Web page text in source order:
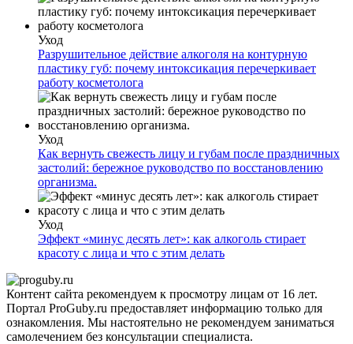
Уход
Разрушительное действие алкоголя на контурную
пластику губ: почему интоксикация перечеркивает
работу косметолога
Уход
Как вернуть свежесть лицу и губам после праздничных
застолий: бережное руководство по восстановлению
организма.
Уход
Эффект «минус десять лет»: как алкоголь стирает
красоту с лица и что с этим делать
Контент сайта рекомендуем к просмотру лицам от 16 лет.
Портал ProGuby.ru предоставляет информацию только для
ознакомления. Мы настоятельно не рекомендуем заниматься
самолечением без консультации специалиста.